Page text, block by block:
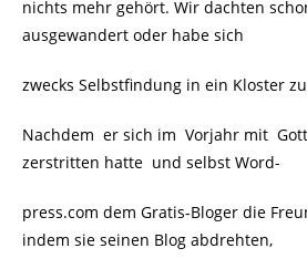
nichts mehr gehört. Wir dachten
ausgewandert oder habe sich
zwecks Selbstfindung in ein Kloster
Nachdem er sich im Vorjahr mit
zerstritten hatte und selbst Word-
press.com dem Gratis-Bloger die
indem sie seinen Blog abdrehten,